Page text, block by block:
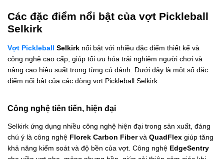
Các đặc điểm nổi bật của vợt Pickleball
Selkirk
Vợt Pickleball Selkirk nổi bật với nhiều đặc điểm thiết kế và
công nghệ cao cấp, giúp tối ưu hóa trải nghiệm người chơi và
nâng cao hiệu suất trong từng cú đánh. Dưới đây là một số đặc
điểm nổi bật của các dòng vợt Pickleball Selkirk:
Công nghệ tiên tiến, hiện đại
Selkirk ứng dụng nhiều công nghệ hiện đại trong sản xuất, đáng
chú ý là công nghệ Florek Carbon Fibervà QuadFlex giúp tăng
khả năng kiểm soát và độ bền của vợt. Công nghệ EdgeSentry